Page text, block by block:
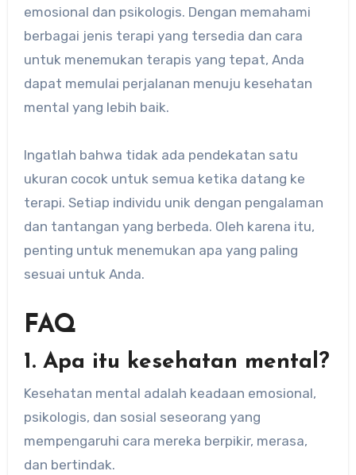
emosional dan psikologis. Dengan memahami
berbagai jenis terapi yang tersedia dan cara
untuk menemukan terapis yang tepat, Anda
dapat memulai perjalanan menuju kesehatan
mental yang lebih baik.
Ingatlah bahwa tidak ada pendekatan satu
ukuran cocok untuk semua ketika datang ke
terapi. Setiap individu unik dengan pengalaman
dan tantangan yang berbeda. Oleh karena itu,
penting untuk menemukan apa yang paling
sesuai untuk Anda.
FAQ
1. Apa itu kesehatan mental?
Kesehatan mental adalah keadaan emosional,
psikologis, dan sosial seseorang yang
mempengaruhi cara mereka berpikir, merasa,
dan bertindak.